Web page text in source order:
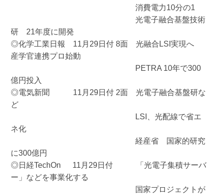
消費電力10分の1
光電子融合基盤技術
研 21年度に開発
◎化学工業日報 11月29日付 8面 光融合LSI実現へ
産学官連携プロ始動
PETRA 10年で300
億円投入
◎電気新聞 11月29日付 2面 光電子融合基盤研な
ど
LSI、光配線で省エ
ネ化
経産省 国家的研究
に300億円
◎日経TechOn 11月29日付 「光電子集積サーバ
ー」などを事業化する
国家プロジェクトが